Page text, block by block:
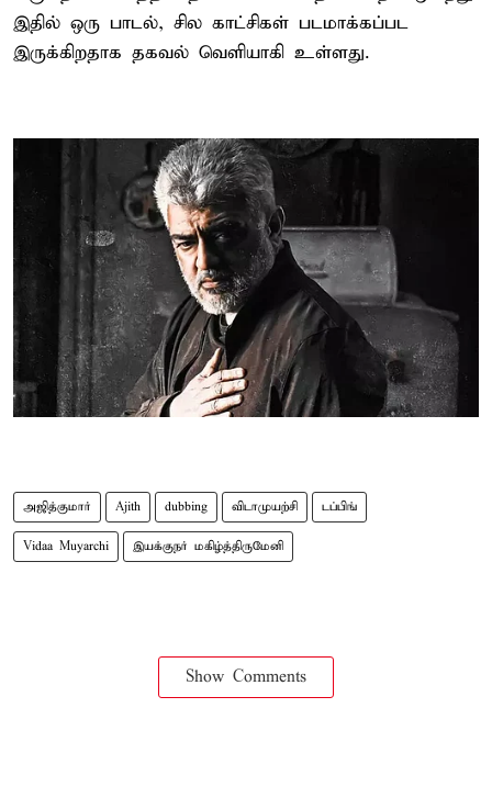
இதில் ஒரு பாடல், சில காட்சிகள் படமாக்கப்பட
இருக்கிறதாக தகவல் வெளியாகி உள்ளது.
அஜித்குமார் Ajith dubbing விடாமுயற்சி டப்பிங்
Vidaa Muyarchi இயக்குநர் மகிழ்த்திருமேனி
Show Comments